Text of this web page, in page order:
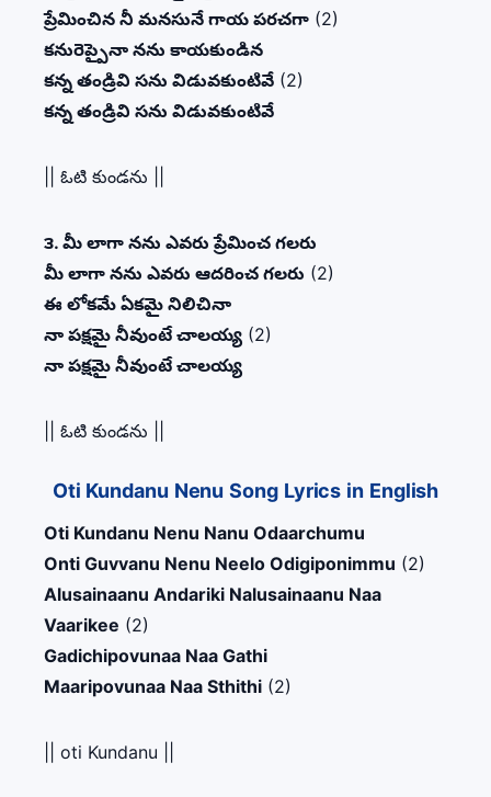
ప్రేమించిన నీ మనసునే గాయ పరచగా (2)
కనురెప్పైనా నను కాయకుండిన
కన్న తండ్రివి సను విడువకుంటివే (2)
కన్న తండ్రివి సను విడువకుంటివే
|| ఓటి కుండను ||
౩. మీ లాగా నను ఎవరు ప్రేమించ గలరు
మీ లాగా నను ఎవరు ఆదరించ గలరు (2)
ఈ లోకమే ఏకమై నిలిచినా
నా పక్షమై నీవుంటే చాలయ్య (2)
నా పక్షమై నీవుంటే చాలయ్య
|| ఓటి కుండను ||
Oti Kundanu Nenu Song Lyrics in English
Oti Kundanu Nenu Nanu Odaarchumu
Onti Guvvanu Nenu Neelo Odigiponimmu (2)
Alusainaanu Andariki Nalusainaanu Naa
Vaarikee (2)
Gadichipovunaa Naa Gathi
Maaripovunaa Naa Sthithi (2)
|| oti Kundanu ||